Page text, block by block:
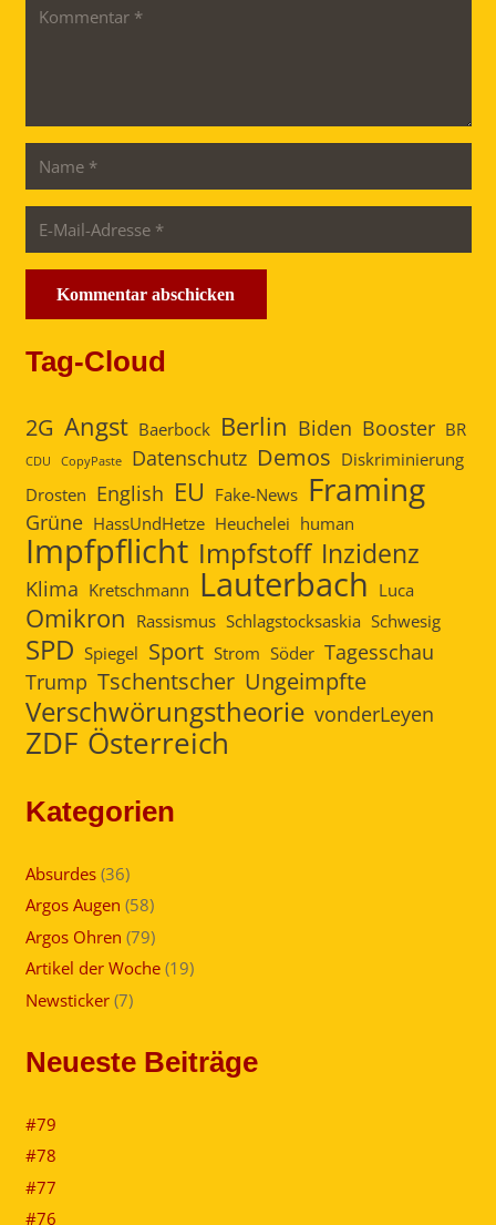
Kommentar abschicken
Tag-Cloud
2G Angst Baerbock Berlin Biden Booster BR
CDU CopyPaste Datenschutz Demos Diskriminierung
Drosten English EU Fake-News Framing
Grüne HassUndHetze Heuchelei human
Impfpflicht Impfstoff Inzidenz
Klima Kretschmann Lauterbach Luca
Omikron Rassismus Schlagstocksaskia Schwesig
SPD Spiegel Sport Strom Söder Tagesschau
Trump Tschentscher Ungeimpfte
Verschwörungstheorie vonderLeyen
ZDF Österreich
Kategorien
Absurdes(36)
Argos Augen (58)
Argos Ohren (79)
Artikel der Woche(19)
Newsticker(7)
Neueste Beiträge
#79
#78
#77
#76